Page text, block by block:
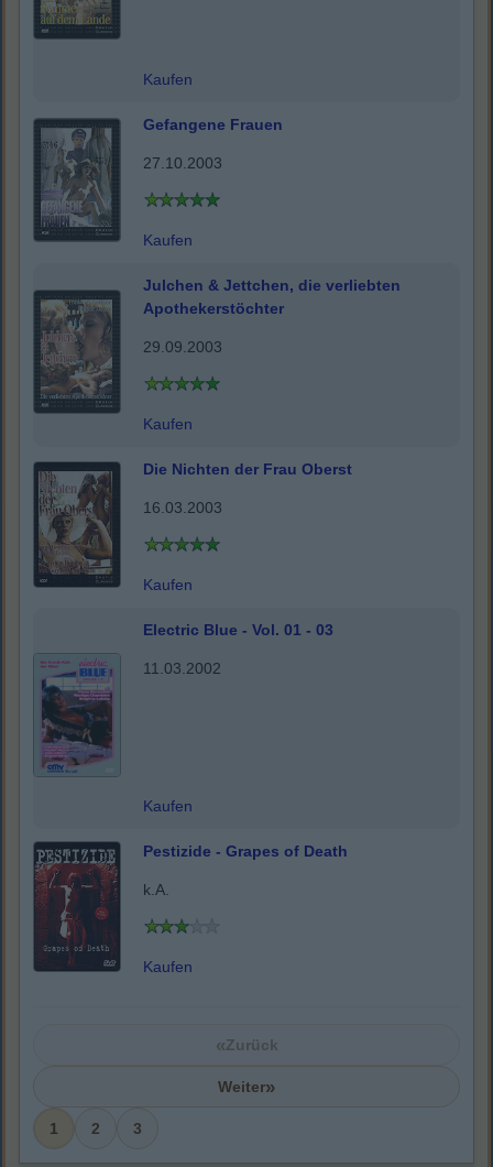
Kaufen
Gefangene Frauen
27.10.2003
Kaufen
Julchen & Jettchen, die verliebten
Apothekerstöchter
29.09.2003
Kaufen
Die Nichten der Frau Oberst
16.03.2003
Kaufen
Electric Blue - Vol. 01 - 03
11.03.2002
Kaufen
Pestizide - Grapes of Death
k.A.
Kaufen
«Zurück
1 2 3
Weiter»